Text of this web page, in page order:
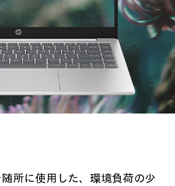
所に使用した、 環境負荷の少